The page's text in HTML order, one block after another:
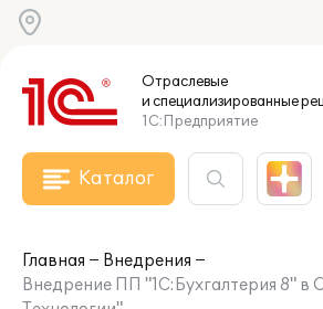
Отраслевые
и специализированные
1С:Предприятие
Каталог
Главная
Внедрения
Внедрение ПП "1С:Бухгалтерия 8"